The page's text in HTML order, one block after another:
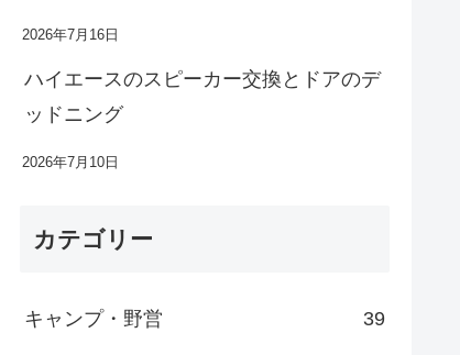
2026年7月16日
ハイエースのスピーカー交換とドアのデ
ッドニング
2026年7月10日
カテゴリー
キャンプ・野営 39